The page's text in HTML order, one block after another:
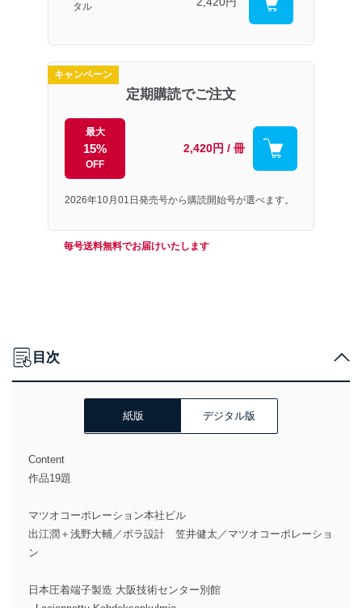
タル
キャンペーン
定期購読でご注文
最大
15%
OFF
2,420円 / 冊
2026年10月01日発売号から購読開始号が選べます。
毎号送料無料でお届けいたします
目次
紙版 デジタル版
Content
作品19題
マツオコーポレーション本社ビル
出江潤＋浅野大輔／ボラ設計 笠井健太／マツオコーポレーショ
ン
日本圧着端子製造 大阪技術センター別館